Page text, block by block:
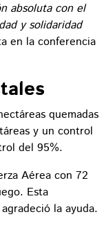
absoluta con el
y solidaridad
en la conferencia
quemadas
y un control
del 95%.
Aérea con 72
Esta
la ayuda.